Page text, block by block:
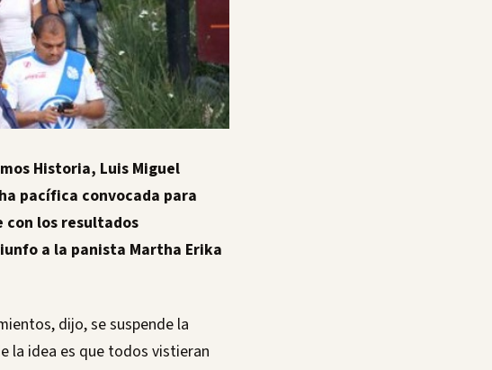
Historia, Luis Miguel
pacífica convocada para
los resultados
a la panista Martha Erika
dijo, se suspende la
la idea es que todos vistieran